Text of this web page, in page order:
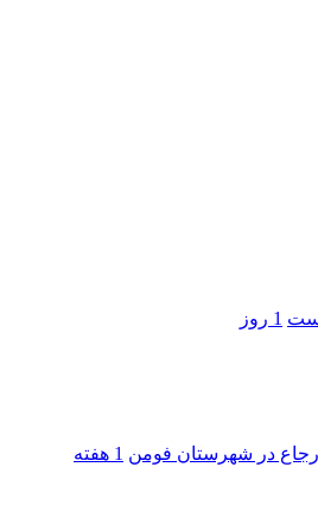
1 روز
ارجاع در شهرستان فومن 1 هفته